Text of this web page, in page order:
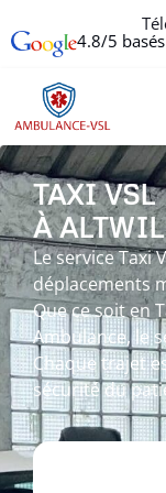
4.8/5
TAXI VSL
À
Le service Taxi
déplacements
Que ce soit en
Ambulance, le
Chaque trajet
sécurité du